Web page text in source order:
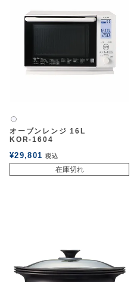
白2
オーブンレンジ 16L
KOR-1604
¥29,801 税込
在庫切れ